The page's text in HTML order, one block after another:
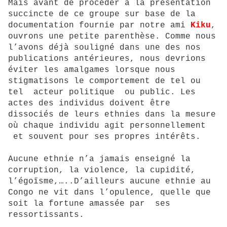
Mais avant de procéder à la présentation
succincte de ce groupe sur base de la
documentation fournie par notre ami
Kiku,
ouvrons une petite parenthèse. Comme nous
l’avons déjà souligné dans une des nos
publications antérieures, nous devrions
éviter les amalgames lorsque nous
stigmatisons le comportement de tel ou
tel acteur politique ou public. Les
actes des individus doivent être
dissociés de leurs ethnies dans la mesure
où chaque individu agit personnellement
et souvent pour ses propres intérêts.
Aucune ethnie n’a jamais enseigné la
corruption, la violence, la cupidité,
l’égoïsme,…..D’ailleurs aucune ethnie au
Congo ne vit dans l’opulence, quelle que
soit la fortune amassée par ses
ressortissants.